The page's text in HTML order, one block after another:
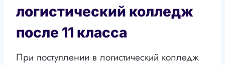
логистический колледж
после 11 класса
При поступлении в логистический колледж